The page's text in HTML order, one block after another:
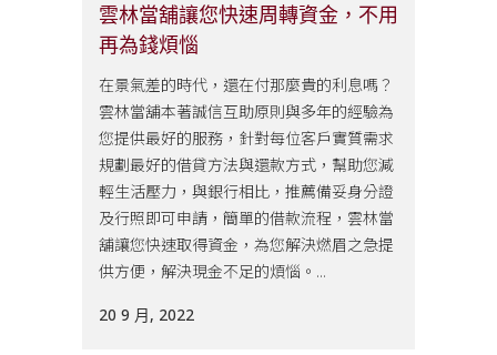
雲林當舖讓您快速周轉資金，不用
再為錢煩惱
在景氣差的時代，還在付那麼貴的利息嗎？
雲林當舖本著誠信互助原則與多年的經驗為
您提供最好的服務，針對每位客戶實質需求
規劃最好的借貸方法與還款方式，幫助您減
輕生活壓力，與銀行相比，推薦備妥身分證
及行照即可申請，簡單的借款流程，雲林當
舖讓您快速取得資金，為您解決燃眉之急提
供方便，解決現金不足的煩惱。...
20 9 月, 2022